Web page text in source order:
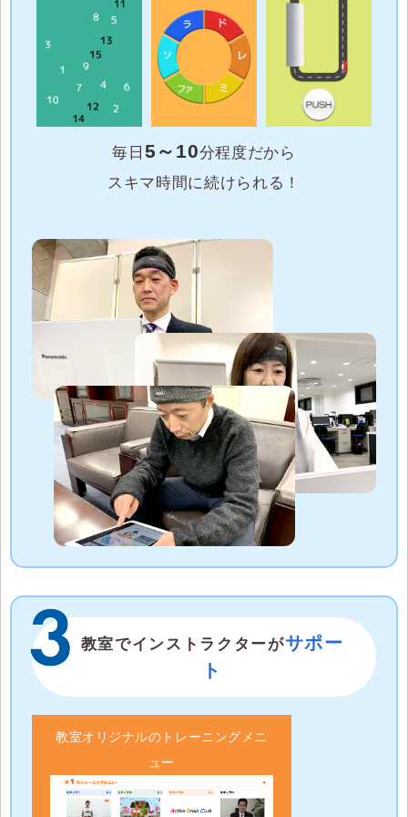
毎日 5～10分程度だから
スキマ時間に続けられる！
教室でインストラクターがサポー
ト
教室オリジナルのトレーニングメニ
ュー